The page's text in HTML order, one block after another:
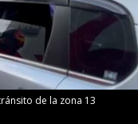
de la zona 13